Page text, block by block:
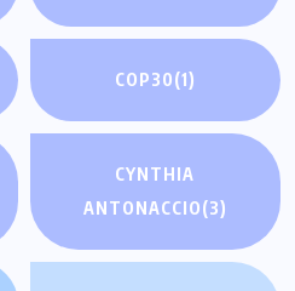
COP30(1)
CYNTHIA
ANTONACCIO(3)